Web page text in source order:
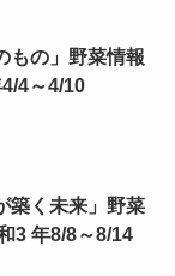
もの」野菜情報
4～4/10
築く未来」野菜
3 年8/8～8/14